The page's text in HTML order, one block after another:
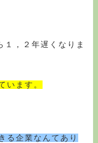
１，２年遅くなりま
います。
る企業なんてあり